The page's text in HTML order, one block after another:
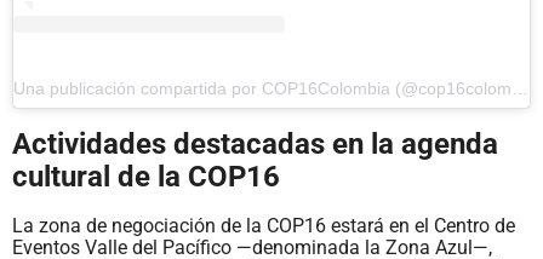
Actividades destacadas en la agenda
cultural de la COP16
La zona de negociación de la COP16 estará en el Centro de
Eventos Valle del Pacífico —denominada la Zona Azul—,